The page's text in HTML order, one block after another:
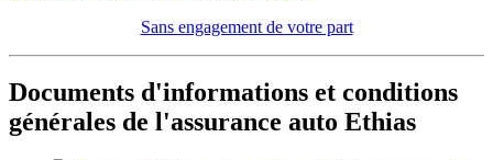
Sans engagement de votre part
Documents d'informations et conditions
générales de l'assurance auto Ethias